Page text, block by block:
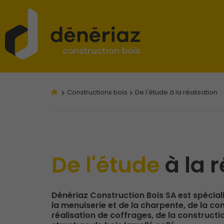
Constructions bois De l'étude à la réalisation
De l'étude à la
Dénériaz Construction Bois SA est
la menuiserie et de la charpente, de la
réalisation de coffrages, de la